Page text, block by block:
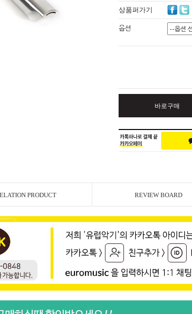
상품퍼가기
옵션
바로구매
PRODUCT REVIEW BOARD